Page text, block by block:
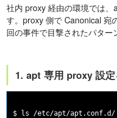
社内 proxy 経由の環境では
す。proxy 側で Canonical 宛
回の事件で目撃されたパター
1. apt 専用 proxy 設
$ ls /etc/apt/